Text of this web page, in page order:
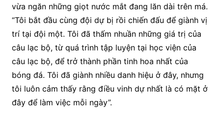
vừa ngăn những giọt nước mắt đang lăn dài trên má.
“Tôi bắt đầu cùng đội dự bị rồi chiến đấu để giành vị
trí tại đội một. Tôi đã thấm nhuần những giá trị của
câu lạc bộ, từ quá trình tập luyện tại học viện của
câu lạc bộ, để trở thành phần tinh hoa nhất của
bóng đá. Tôi đã giành nhiều danh hiệu ở đây, nhưng
tôi luôn cảm thấy rằng điều vinh dự nhất là có mặt ở
đây để làm việc mỗi ngày”.